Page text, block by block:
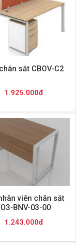
sắt CBOV-C2
1.925.000đ
viên chân sắt
BNV-03-00
1.243.000đ